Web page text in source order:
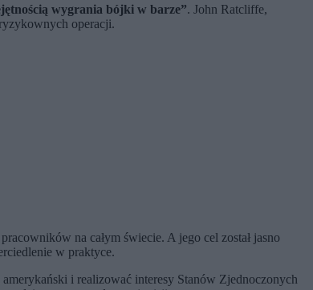
wygrania bójki w barze”. John Ratcliffe,
operacji.
na całym świecie. A jego cel został jasno
w praktyce.
i realizować interesy Stanów Zjednoczonych